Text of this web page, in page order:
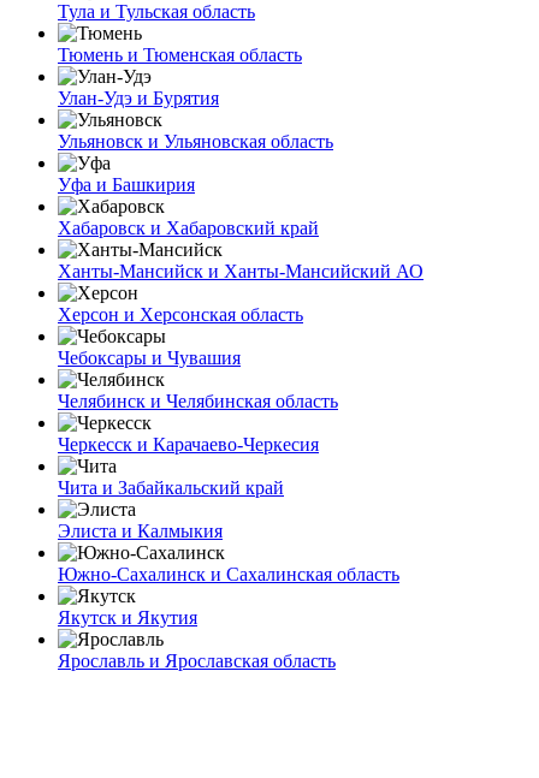
Тула и Тульская область
Тюмень и Тюменская область
Улан-Удэ и Бурятия
Ульяновск и Ульяновская область
Уфа и Башкирия
Хабаровск и Хабаровский край
Ханты-Мансийск и Ханты-Мансийский АО
Херсон и Херсонская область
Чебоксары и Чувашия
Челябинск и Челябинская область
Черкесск и Карачаево-Черкесия
Чита и Забайкальский край
Элиста и Калмыкия
Южно-Сахалинск и Сахалинская область
Якутск и Якутия
Ярославль и Ярославская область